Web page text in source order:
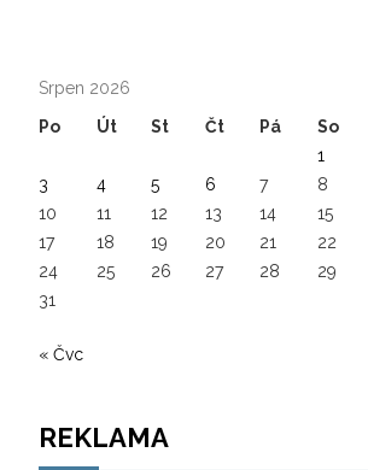
Srpen 2026
Po
Út St Čt Pá So
1
3
4 5 6 7 8
10
11 12 13 14 15
17
18 19 20 21 22
24
25 26 27 28 29
31
« Čvc
REKLAMA